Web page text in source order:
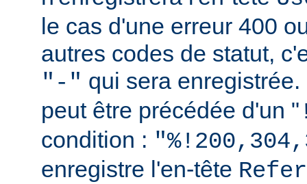
le cas d'une erreur 400
autres codes de statut,
"-" qui sera
peut être précédée d'un "
condition :
enregistre l'en-tête